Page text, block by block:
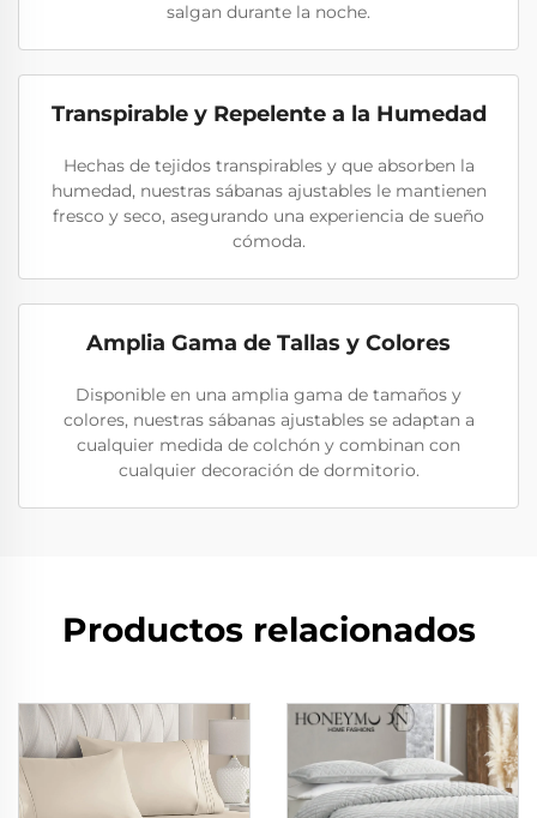
salgan durante la noche.
Transpirable y Repelente a la Humedad
Hechas de tejidos transpirables y que absorben la
humedad, nuestras sábanas ajustables le mantienen
fresco y seco, asegurando una experiencia de sueño
cómoda.
Amplia Gama de Tallas y Colores
Disponible en una amplia gama de tamaños y
colores, nuestras sábanas ajustables se adaptan a
cualquier medida de colchón y combinan con
cualquier decoración de dormitorio.
Productos relacionados